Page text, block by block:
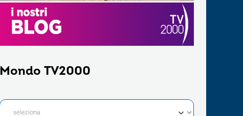
Mondo TV2000